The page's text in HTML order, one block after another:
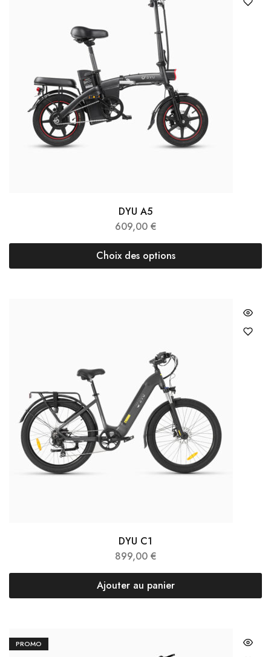
DYU A5
609,00 €
Choix des options
DYU C1
899,00 €
Ajouter au panier
PROMO